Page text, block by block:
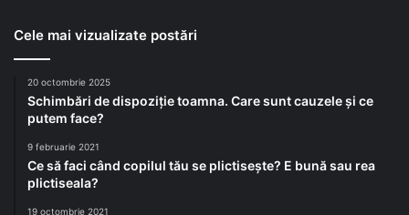
Cele mai vizualizate postări
20 octombrie 2025
Schimbări de dispoziție toamna. Care sunt cauzele și ce
putem face?
9 februarie 2021
Ce să faci când copilul tău se plictisește? E bună sau rea
plictiseala?
19 octombrie 2021